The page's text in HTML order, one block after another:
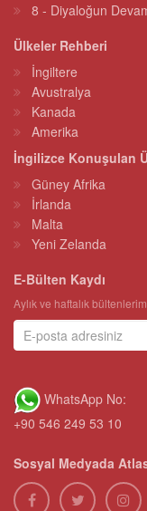
8 - Diyaloğun
Ülkeler Rehberi
İngiltere
Avustralya
Kanada
Amerika
İngilizce Konuşulan
Güney Afrika
İrlanda
Malta
Yeni Zelanda
E-Bülten Kaydı
Aylık ve haftalık
WhatsApp No:
+90 546 249 53 10
Sosyal Medyada